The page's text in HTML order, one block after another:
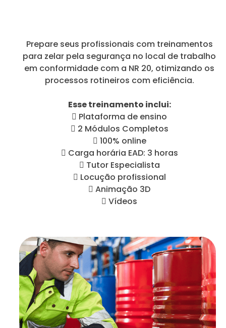
Prepare seus profissionais com treinamentos
para zelar pela segurança no local de trabalho
em conformidade com a NR 20, otimizando os
processos rotineiros com eficiência.
Esse treinamento inclui:
 Plataforma de ensino
 2 Módulos Completos
 100% online
 Carga horária EAD: 3 horas
 Tutor Especialista
 Locução profissional
 Animação 3D
 Vídeos